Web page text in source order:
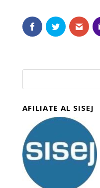
AFILIATE AL SISEJ